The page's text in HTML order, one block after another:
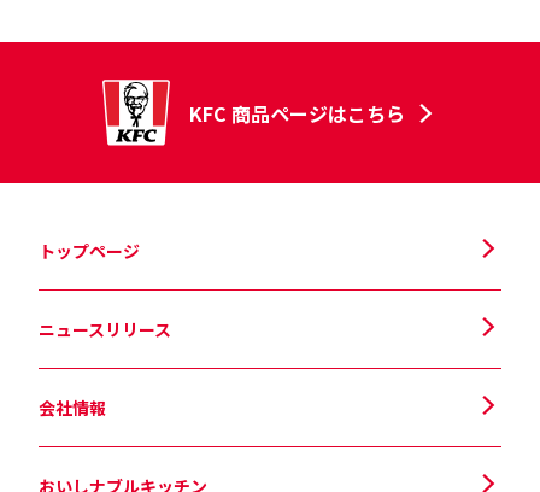
KFC 商品ページはこちら
トップページ
ニュースリリース
会社情報
おいしナブルキッチン